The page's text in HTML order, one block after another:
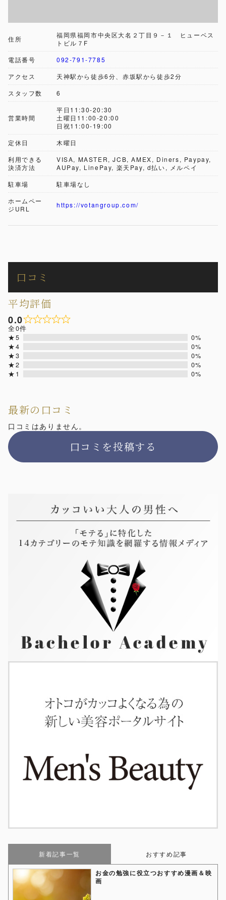
住所
福岡県福岡市中央区大名２丁目９－１ ヒューベス
トビル７F
電話番号
092-791-7785
アクセス
天神駅から徒歩6分、赤坂駅から徒歩2分
スタッフ数
6
営業時間
平日11:30-20:30
土曜日11:00-20:00
日祝11:00-19:00
定休日
木曜日
利用できる
決済方法
VISA, MASTER, JCB, AMEX, Diners, Paypay,
AUPay, LinePay, 楽天Pay, d払い, メルペイ
駐車場
駐車場なし
ホームペー
ジURL
https://votangroup.com/
口コミ
平均評価
0.0
全0件
★5
0%
★4
0%
★3
0%
★2
0%
★1
0%
最新の口コミ
口コミはありません。
口コミを投稿する
新着記事一覧 おすすめ記事
お金の勉強に役立つおすすめ漫画＆映
画